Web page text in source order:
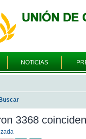
NOTICIAS
Buscar
3368